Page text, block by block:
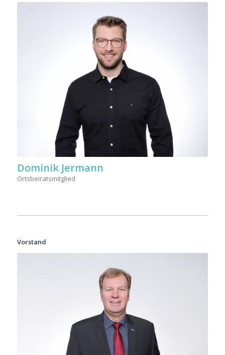
Dominik Jermann
Ortsbeiratsmitglied
Vorstand